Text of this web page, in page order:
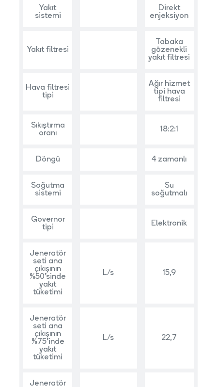
Yakıt
sistemi
Direkt
enjeksiyon
Yakıt filtresi
Tabaka
gözenekli
yakıt filtresi
Hava filtresi
tipi
Ağır hizmet
tipi hava
filtresi
Sıkıştırma
oranı
18:2:1
Döngü 4 zamanlı
Soğutma
sistemi
Su
soğutmalı
Governor
tipi
Elektronik
Jeneratör
seti ana
çıkışının
%50’sinde
yakıt
tüketimi
L/s 15,9
Jeneratör
seti ana
çıkışının
%75’inde
yakıt
tüketimi
L/s 22,7
Jeneratör